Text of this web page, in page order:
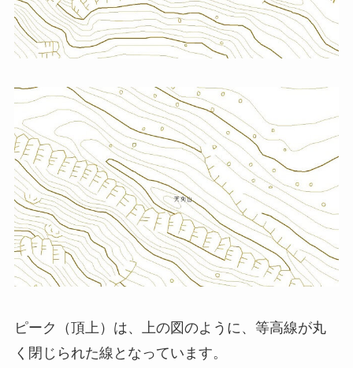
ピーク（頂上）は、上の図のように、等高線が丸
く閉じられた線となっています。